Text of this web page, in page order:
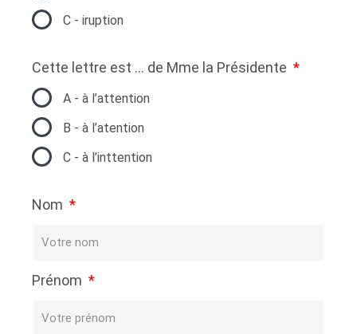
C - iruption
Cette lettre est … de Mme la Présidente
A - à l’attention
B - à l’atention
C - à l’inttention
Nom
Prénom